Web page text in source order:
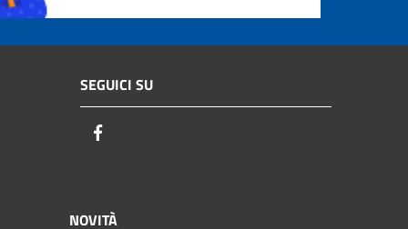
SEGUICI SU
NOVITÀ